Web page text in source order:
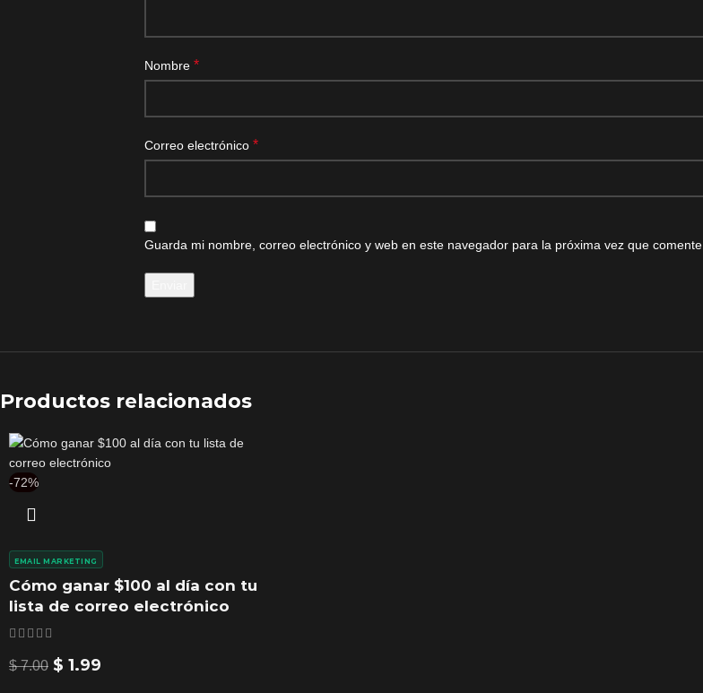
Nombre *
Correo electrónico *
Guarda mi nombre, correo electrónico y web en este navegador para la próxima vez que comente.
Productos relacionados
-72%
Cómo ganar $100 al día con tu
lista de correo electrónico
EMAIL MARKETING
$7.00 $ 1.99